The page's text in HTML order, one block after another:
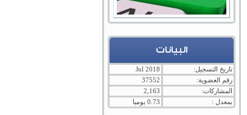
البيانات
تاريخ التسجيل:
Jul 2018
رقم العضوية:
37552
المشاركات:
2,163
بمعدل :
0.73 يوميا